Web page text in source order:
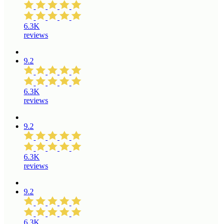
6.3K
reviews
9.2
6.3K
reviews
9.2
6.3K
reviews
9.2
6.3K